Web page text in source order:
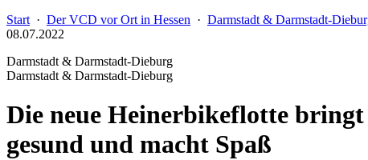
Start · Der VCD vor Ort in Hessen · Darmstadt & Darmstadt-
08.07.2022
Darmstadt & Darmstadt-Dieburg
Darmstadt & Darmstadt-Dieburg
Die neue Heinerbikeflotte
gesund und macht Spaß